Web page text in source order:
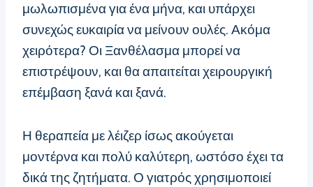
μωλωπισμένα για ένα μήνα, και υπάρχει
συνεχώς ευκαιρία να μείνουν ουλές. Ακόμα
χειρότερα? Οι Ξανθέλασμα μπορεί να
επιστρέψουν, και θα απαιτείται χειρουργική
επέμβαση ξανά και ξανά.
Η θεραπεία με λέιζερ ίσως ακούγεται
μοντέρνα και πολύ καλύτερη, ωστόσο έχει τα
δικά της ζητήματα. Ο γιατρός χρησιμοποιεί